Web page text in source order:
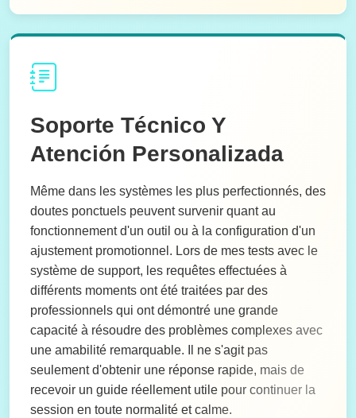
Soporte Técnico Y
Atención Personalizada
Même dans les systèmes les plus perfectionnés, des
doutes ponctuels peuvent survenir quant au
fonctionnement d'un outil ou à la configuration d'un
ajustement promotionnel. Lors de mes tests avec le
système de support, les requêtes effectuées à
différents moments ont été traitées par des
professionnels qui ont démontré une grande
capacité à résoudre des problèmes complexes avec
une amabilité remarquable. Il ne s'agit pas
seulement d'obtenir une réponse rapide, mais de
recevoir un guide réellement utile pour continuer la
session en toute normalité et calme.